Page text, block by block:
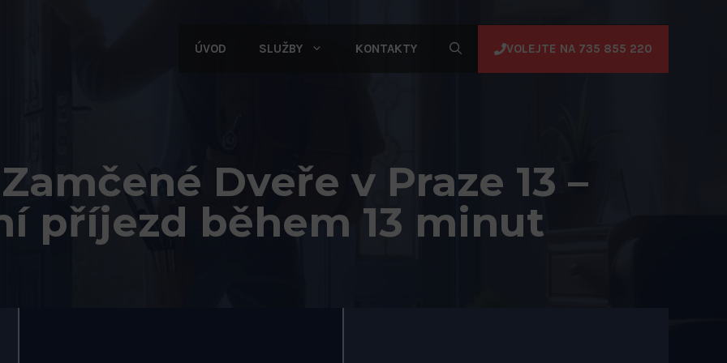
ÚVOD SLUŽBY KONTAKTY VOLEJTE NA 735 855 220
Dveře v Praze 13 –
příjezd během 13 minut